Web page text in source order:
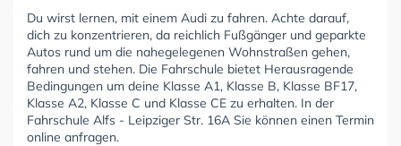
Du wirst lernen, mit einem Audi zu fahren. Achte darauf,
dich zu konzentrieren, da reichlich Fußgänger und geparkte
Autos rund um die nahegelegenen Wohnstraßen gehen,
fahren und stehen. Die Fahrschule bietet Herausragende
Bedingungen um deine Klasse A1, Klasse B, Klasse BF17,
Klasse A2, Klasse C und Klasse CE zu erhalten. In der
Fahrschule Alfs - Leipziger Str. 16A Sie können einen Termin
online anfragen.